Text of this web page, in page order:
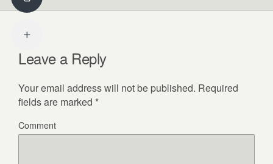
Leave a Reply
Your email address will not be published. Required
fields are marked *
Comment